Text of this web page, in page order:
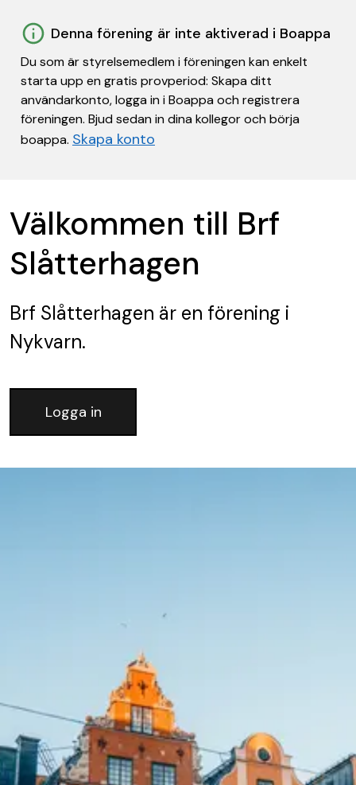
Denna förening är inte aktiverad i Boappa
Du som är styrelsemedlem i föreningen kan enkelt
starta upp en gratis provperiod: Skapa ditt
användarkonto, logga in i Boappa och registrera
föreningen. Bjud sedan in dina kollegor och börja
boappa. Skapa konto
Välkommen till Brf
Slåtterhagen
Brf Slåtterhagen är en förening i
Nykvarn.
Logga in